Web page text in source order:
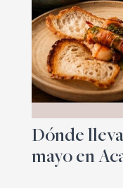
Dónde
mayo en